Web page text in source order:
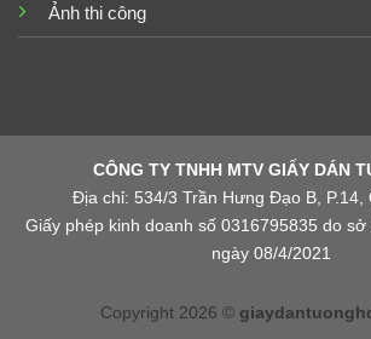
Ảnh thi công
CÔNG TY TNHH MTV GIẤY DÁN
Địa chỉ: 534/3 Trần Hưng Đạo B, P.14,
Giấy phép kinh doanh số 0316795835 do sở
ngày 08/4/2021
Copyright 2026 ©